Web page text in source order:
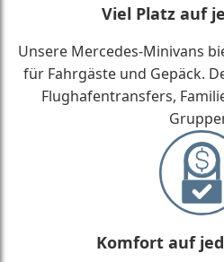
Viel Platz auf
Unsere Mercedes-Minivans
für Fahrgäste und Gepäck.
Flughafentransfers,
Komfort auf